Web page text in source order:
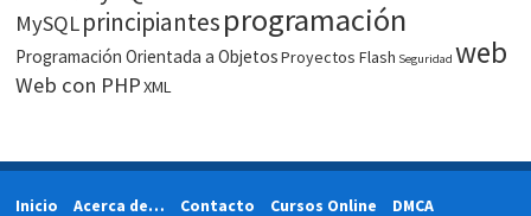
MySQLprincipiantesprogramación
Programación Orientada a ObjetosProyectos Flash Seguridad web
Web con PHPXML
Inicio Acerca de… Contacto Cursos Online DMCA